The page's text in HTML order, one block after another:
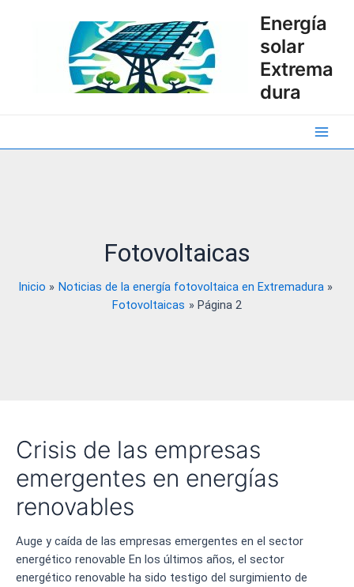
Energía
solar
Extrema
dura
Main
Fotovoltaicas
Inicio
Noticias de la energía fotovoltaica en Extremadura
Fotovoltaicas
Página 2
Crisis de las empresas
emergentes en energías
renovables
Auge y caída de las empresas emergentes en el sector
energético renovable En los últimos años, el sector
energético renovable ha sido testigo del surgimiento de